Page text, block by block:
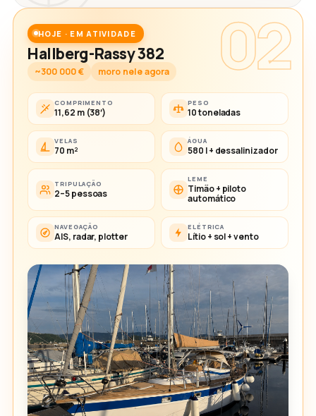
02
HOJE · EM ATIVIDADE
Hallberg-Rassy 382
~300 000 € moro nele agora
COMPRIMENTO
11,62 m (38′)
PESO
10 toneladas
VELAS
70 m²
ÁGUA
580 l + dessalinizador
TRIPULAÇÃO
2–5 pessoas
LEME
Timão + piloto
automático
NAVEGAÇÃO
AIS, radar, plotter
ELÉTRICA
Lítio + sol + vento